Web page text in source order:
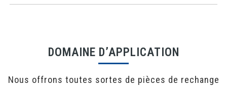
DOMAINE D’APPLICATION
Nous offrons toutes sortes de pièces de rechange